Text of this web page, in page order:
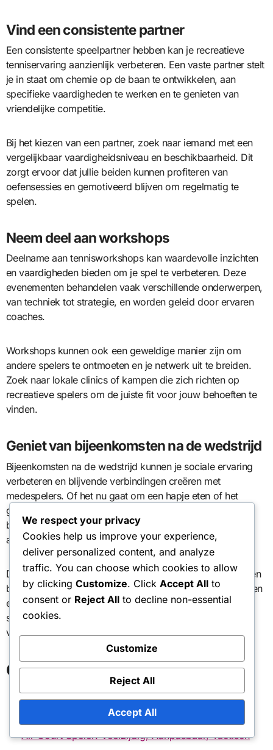
Vind een consistente partner
Een consistente speelpartner hebben kan je recreatieve
tenniservaring aanzienlijk verbeteren. Een vaste partner stelt
je in staat om chemie op de baan te ontwikkelen, aan
specifieke vaardigheden te werken en te genieten van
vriendelijke competitie.
Bij het kiezen van een partner, zoek naar iemand met een
vergelijkbaar vaardigheidsniveau en beschikbaarheid. Dit
zorgt ervoor dat jullie beiden kunnen profiteren van
oefensessies en gemotiveerd blijven om regelmatig te
spelen.
Neem deel aan workshops
Deelname aan tennisworkshops kan waardevolle inzichten
en vaardigheden bieden om je spel te verbeteren. Deze
evenementen behandelen vaak verschillende onderwerpen,
van techniek tot strategie, en worden geleid door ervaren
coaches.
Workshops kunnen ook een geweldige manier zijn om
andere spelers te ontmoeten en je netwerk uit te breiden.
Zoek naar lokale clinics of kampen die zich richten op
recreatieve spelers om de juiste fit voor jouw behoeften te
vinden.
Geniet van bijeenkomsten na de wedstrijd
Bijeenkomsten na de wedstrijd kunnen je sociale ervaring
verbeteren en blijvende verbindingen creëren met
medespelers. Of het nu gaat om een hapje eten of het
genieten van verfrissingen in de club, deze momenten
bevorderen kameraadschap en maken de sport
aangenamer.
Deelname aan deze bijeenkomsten kan ook mogelijkheden
bieden om strategieën te bespreken, ervaringen te delen en
elkaar aan te moedigen in jullie tennisreizen. Omarm het
sociale aspect van het spel om je algehele ervaring te
verrijken.
Gerelateerde artikelen
Tactische Tennisser: Analytisch, Methodisch,
Allrounder: Gebalanceerd, Aanpasbaar, Vaardig
All-Court Speler: Veelzijdig, Aanpasbaar, Tactisch
We respect your privacy
Cookies help us improve your experience,
deliver personalized content, and analyze
traffic. You can choose which cookies to allow
by clicking Customize. Click Accept All to
consent or Reject All to decline non-essential
cookies.
Customize
Reject All
Accept All